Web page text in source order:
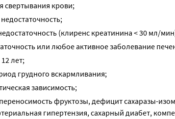
свертывания крови;
(клиренс креатинина < 30 мл/
или любое активное заболевание
лет;
грудного вскармливания;
зависимость;
фруктозы, дефицит сахаразы-
гипертензия, сахарный диабет,